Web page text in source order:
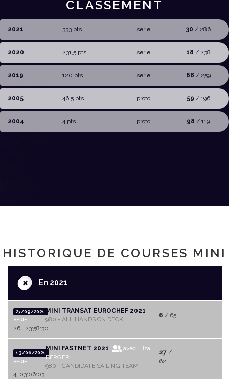
CLASSEMENT
2021 333 pts. serie 30 / 286
2020 231,5 pts. serie 18 / 238
2019 120 pts. serie 68 / 259
2005 46,5 pts. proto 59 / 196
2004 4 pts. proto 98 / 119
HISTORIQUE DE COURSES MINI
+En 2021
27/09/2021
SERIE
MINI TRANSAT EUROCHEF 2021
980 - ALL HANDS ON DECK
6 / 65
26j. 23:58:30
13/06/2021
SERIE
MINI FASTNET 2021
avec Lisa
BERGER
980 - CANDIDATE SAILING TEAM
27 /
62
4j 03:06:03